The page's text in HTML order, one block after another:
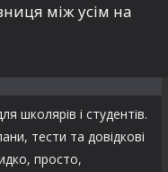
між усім на
школярів і студентів.
тести та довідкові
просто,